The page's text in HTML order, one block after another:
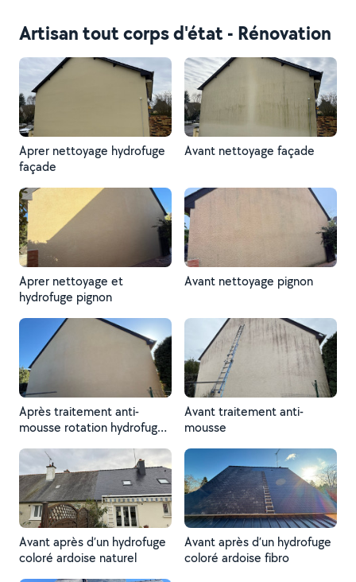
Artisan tout corps d'état - Rénovation
Aprer nettoyage hydrofuge
façade
Avant nettoyage façade
Aprer nettoyage et
hydrofuge pignon
Avant nettoyage pignon
Après traitement anti-
mousse rotation hydrofuge
Avant traitement anti-
mousse
Avant après d’un hydrofuge
coloré ardoise naturel
Avant après d’un hydrofuge
coloré ardoise fibro